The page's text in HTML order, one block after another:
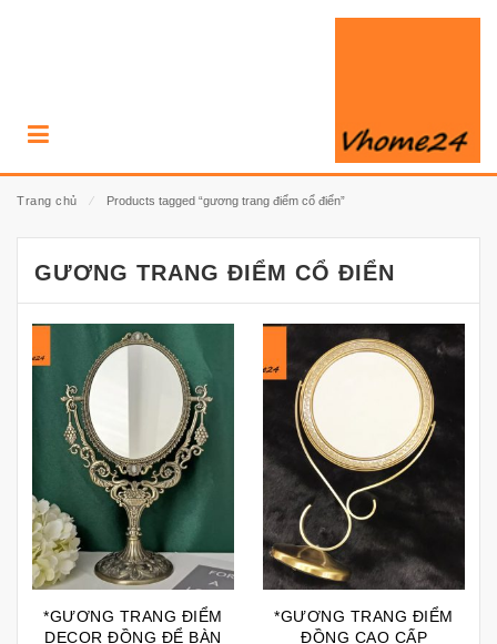
Trang chủ ⁄ Products tagged “gương trang điểm cổ điển”
GƯƠNG TRANG ĐIỂM CỔ ĐIỂN
*GƯƠNG TRANG ĐIỂM
DECOR ĐỒNG ĐỂ BÀN
*GƯƠNG TRANG ĐIỂM
ĐỒNG CAO CẤP